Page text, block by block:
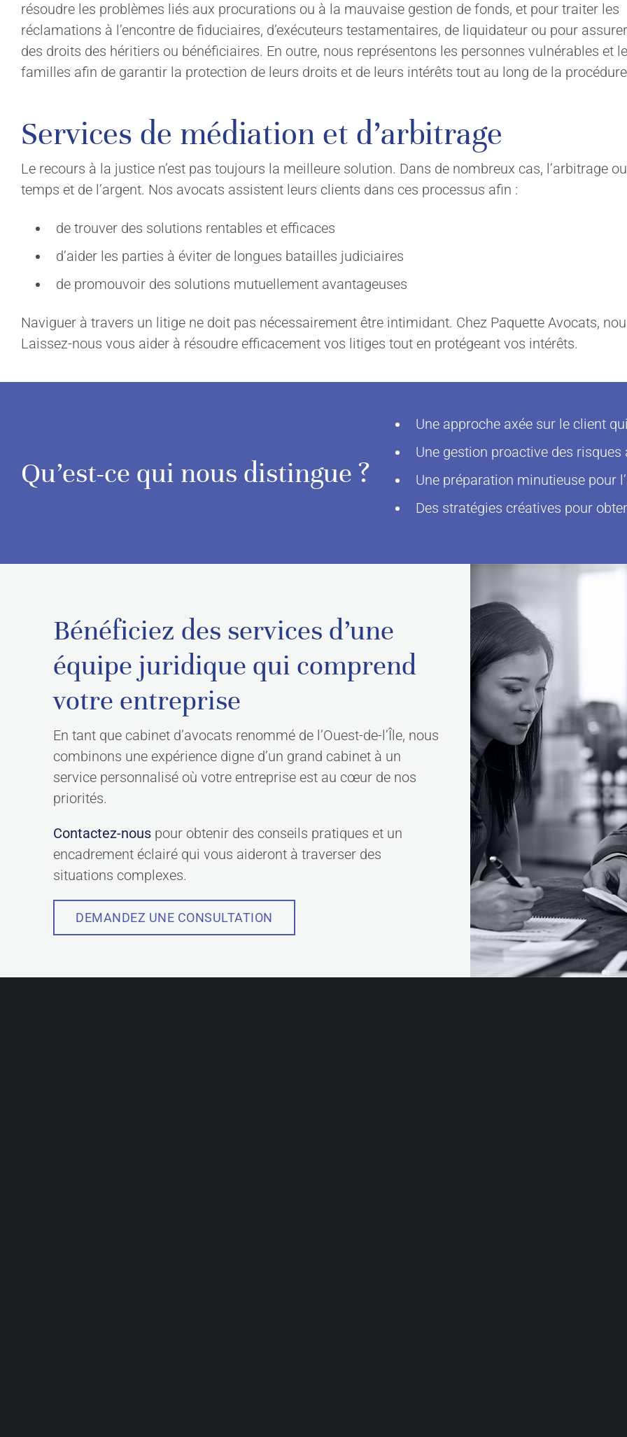
résoudre les problèmes liés aux procurations ou à la mauvaise gestion de fonds, et pour traiter les
réclamations à l’encontre de fiduciaires, d’exécuteurs testamentaires, de liquidateur ou pour
des droits des héritiers ou bénéficiaires. En outre, nous représentons les personnes vulnérables et
familles afin de garantir la protection de leurs droits et de leurs intérêts tout au long de la
Services de médiation et d’arbitrage
Le recours à la justice n’est pas toujours la meilleure solution. Dans de nombreux cas, l’arbitrage
temps et de l’argent. Nos avocats assistent leurs clients dans ces processus afin :
de trouver des solutions rentables et efficaces
d’aider les parties à éviter de longues batailles judiciaires
de promouvoir des solutions mutuellement avantageuses
Naviguer à travers un litige ne doit pas nécessairement être intimidant. Chez Paquette Avocats,
Laissez-nous vous aider à résoudre efficacement vos litiges tout en protégeant vos intérêts.
Qu’est-ce qui nous distingue ?
Une approche axée sur le client
Une gestion proactive des
Une préparation minutieuse pour
Des stratégies créatives pour
Bénéficiez des services d’une
équipe juridique qui comprend
votre entreprise
En tant que cabinet d’avocats renommé de l’Ouest-de-l’Île, nous
combinons une expérience digne d’un grand cabinet à un
service personnalisé où votre entreprise est au cœur de nos
priorités.
Contactez-nous pour obtenir des conseils pratiques et un
encadrement éclairé qui vous aideront à traverser des
situations complexes.
DEMANDEZ UNE CONSULTATION
EXPERTISE
Services en droit fiscal
Services en droit corporatif
Services de succession d’entreprise
À PROPOS
Mission et valeurs
Culture
Carrière